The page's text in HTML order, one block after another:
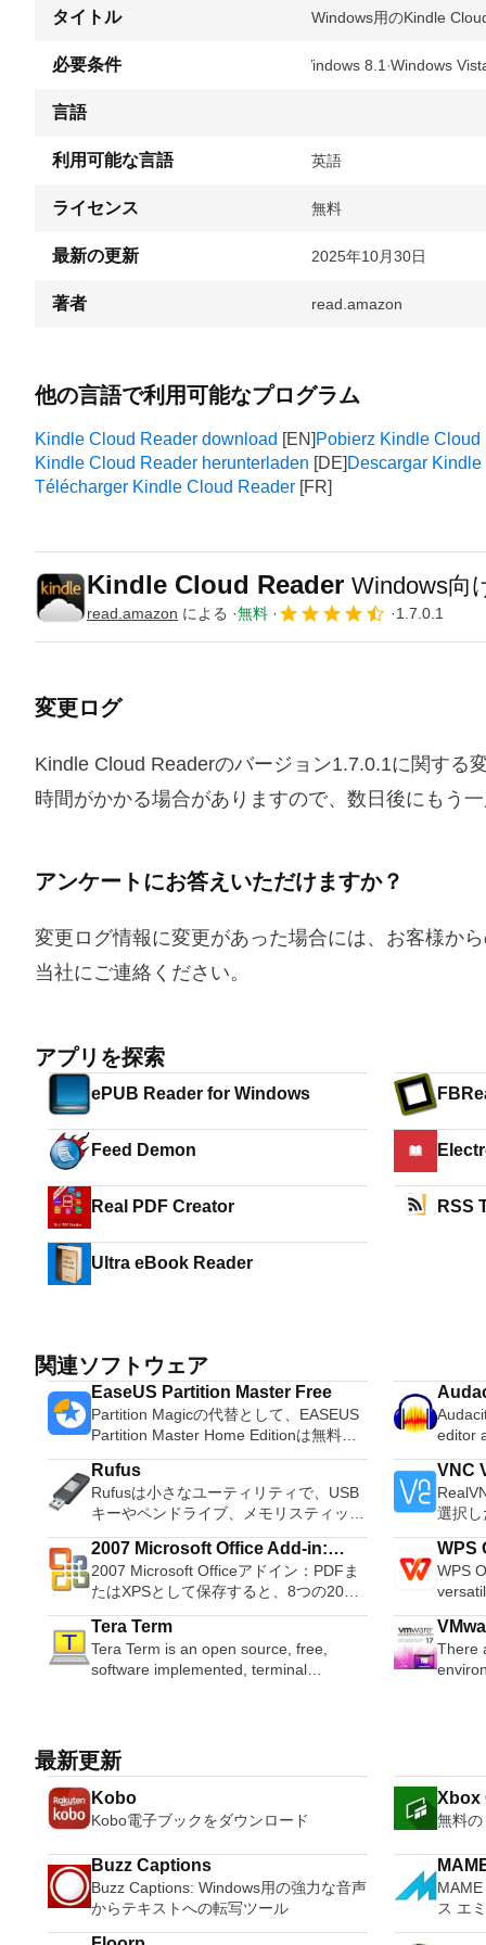
タイトル Windows用のKindle
必要条件 Windows 8.1 Windows
言語
利用可能な言語 英語
ライセンス 無料
最新の更新 2025年10月30日
著者 read.amazon
他の言語で利用可能なプログラム
Kindle Cloud Reader download
Pobierz Kindle Cloud
Kindle Cloud Reader herunterladen
Descargar
Télécharger Kindle Cloud Reader
Kindle Cloud Reader Windows向
read.amazon による 無料 1.7.0.1
変更ログ
Kindle Cloud Readerのバージョン1.7.0.1に関する
時間がかかる場合がありますので、数日後にもう
アンケートにお答えいただけますか？
変更ログ情報に変更があった場合には、お客様か
当社にご連絡ください。
アプリを探索
ePUB Reader for Windows
Feed Demon
Real PDF Creator RSS
Ultra eBook Reader
関連ソフトウェア
EaseUS Partition Master Free
Partition Magicの代替として、EASEUS
Partition Master Home Editionは無料の
オールインワンパーティションソリュー
ションおよびディスク管理ユーティリテ
ィです。パーティションの拡張（特にシ
ステムドライブ用）、ディスク領域の管
理、MBRおよびGUIDパーティションテ
ーブル（GPT）ディスクのディスク領域
不足の問題の解決を可能にします。 パ
ーティションのサイズ変更/移動システ
ムドライブを拡張するディスクとパーテ
ィションをコピーパーティションをマー
ジ分割パーティション空き領域を再分配
するダイナミックディスクの変換パーテ
editor
OS X,
Record live
Edit
sound files. Cut,
sounds
pitch
Rufus
Rufusは小さなユーティリティで、USB
キーやペンドライブ、メモリスティック
などの起動可能なUSBフラッシュドライ
ブをフォーマットおよび作成できます。
Rufusは、次のシナリオで役立ちます。
Windows、Linux、およびUEFI用の起動
可能なISOからUSBインストールメディ
アを作成する必要がある場合。 OSがイ
ンストールされていないシステムで作業
する必要がある場合。 BIOSまたはその
合。 Rufusは次の* ISOで動作します：
Arch Linux、Archbang、BartPE /
pebuilder、CentOS、Damn Small
Linux、Fedora、FreeDOS、Gentoo、
LiveXP、Knoppix、Kubuntu、Linux
Mint、NT Password Registry Editor、
OpenSUSE、Parted Magic、
VNC
選択し
トア
PC、
から
コン
たり、
いる
御したりで
ンス
フォー
する
オプ
サー
てい
Apple
2007 Microsoft Office Add-in:
Microsoft Save as PDF or XPS
2007 Microsoft Officeアドイン：PDFま
たはXPSとして保存すると、8つの2007
Microsoft OfficeプログラムでPDFおよび
XPS形式にエクスポートして保存できま
す。このツールを使用すると、これらの
プログラムのサブセットでPDF形式およ
このダウンロードは、次のOfficeプログ
ラムで動作します。 Microsoft Office
Access 2007。 Microsoft Office Excel
2007。 Microsoft Office InfoPath
2007。 Microsoft Office PowerPoint
2007。 Microsoft Office Publisher
2007。 Microsoft Office Visio 2007。
Microsoft Office Word 2007。 2007
WPS
WPS
free
these
able
languages
such
and
a PDF
count
Tera Term
Tera Term is an open source, free,
software implemented, terminal
supports telnet, SSH 1 & 2 and serial
port connections. It also has a built-in
macro scripting language and some
other useful plugins. Key features
unique log names. Supports SSH,
standard telnet and serial ports.
Supports dec/digital/vt terminal
standards. Tera Term is a useful
application, which allows the connection
There
most
apps
safe
Features
-
Run
最新更新
Kobo
Kobo電子ブックをダウンロード
Xbox
無料
Buzz Captions
Buzz Captions: Windows用の強力な音声
からテキストへの転写ツール
ス エ